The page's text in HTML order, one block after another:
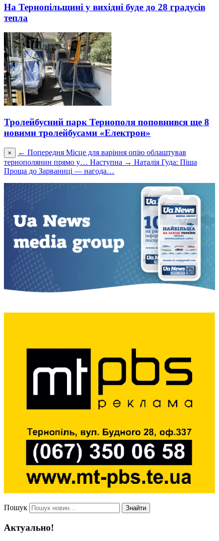
На Тернопільщині у вихідні буде до 28 градусів
тепла
Тролейбусний парк Тернополя поповнився ще 8
новими тролейбусами «Електрон»
× ← Попередня Місце для варіння опію облаштував
тернополянин прямо у… Наступна → Наталія Гуда: Піша
Проща до Зарваниці — нагода…
Пошук Знайти
Актуально!